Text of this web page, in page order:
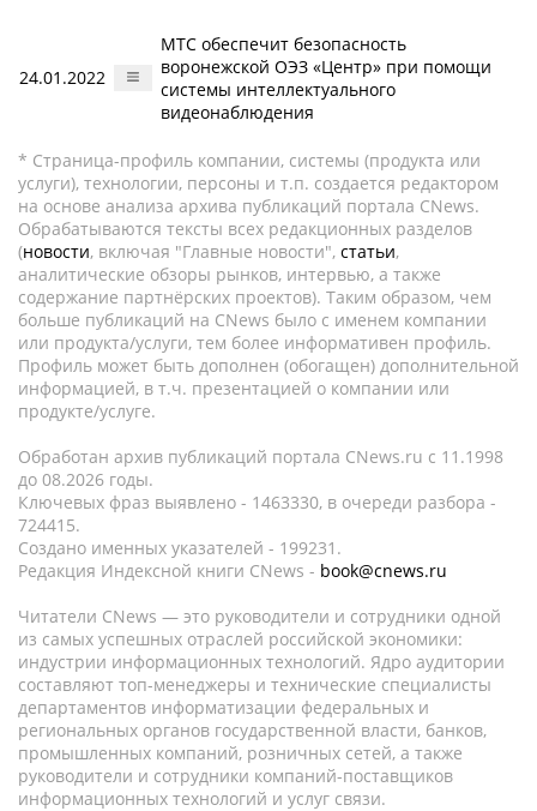
24.01.2022
МТС обеспечит безопасность
воронежской ОЭЗ «Центр» при помощи
системы интеллектуального
видеонаблюдения
* Страница-профиль компании, системы (продукта или
услуги), технологии, персоны и т.п. создается редактором
на основе анализа архива публикаций портала CNews.
Обрабатываются тексты всех редакционных разделов
(новости, включая "Главные новости", статьи,
аналитические обзоры рынков, интервью, а также
содержание партнёрских проектов). Таким образом, чем
больше публикаций на CNews было с именем компании
или продукта/услуги, тем более информативен профиль.
Профиль может быть дополнен (обогащен) дополнительной
информацией, в т.ч. презентацией о компании или
продукте/услуге.
Обработан архив публикаций портала CNews.ru c 11.1998
до 08.2026 годы.
Ключевых фраз выявлено - 1463330, в очереди разбора -
724415.
Создано именных указателей - 199231.
Редакция Индексной книги CNews - book@cnews.ru
Читатели CNews — это руководители и сотрудники одной
из самых успешных отраслей российской экономики:
индустрии информационных технологий. Ядро аудитории
составляют топ-менеджеры и технические специалисты
департаментов информатизации федеральных и
региональных органов государственной власти, банков,
промышленных компаний, розничных сетей, а также
руководители и сотрудники компаний-поставщиков
информационных технологий и услуг связи.